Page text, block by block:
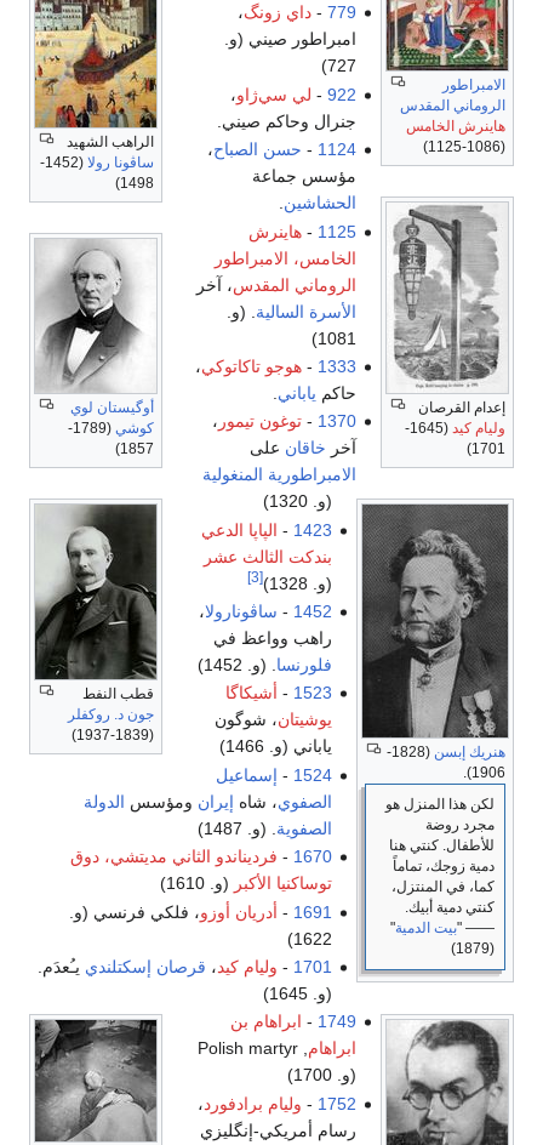
الامبراطور
الروماني المقدس
هاينرش الخامس
(1086-1125)
الراهب الشهيد
ساڤونا رولا
(1452-
1498)
إعدام القرصان
وليام كيد
(1645-
1701)
أوگيستان لوي
كوشي
(1789-
1857)
هنريك إبسن
(1828-
1906).
لكن هذا المنزل هو
مجرد روضة
للأطفال. كنتي هنا
دمية زوجك، تماماً
كما، في المنتزل،
كنتي دمية أبيك.
―― "بيت الدمية"
(1879)
قطب النفط
جون د. روكفلر
(1839-1937)
779
- داي زونگ،
امبراطور صيني (و.
727)
922
- لي سي‌ژاو،
جنرال وحاكم صيني.
1124
- حسن الصباح،
مؤسس جماعة
الحشاشين
1125
- هاينرش
الخامس، الامبراطور
الروماني المقدس، آخر
الأسرة السالية . (و.
1081)
1333
- هوجو تاكاتوكي،
حاكم ياباني
1370
- توغون تيمور ،
آخر خاقان على
الامبراطورية المنغولية
(و. 1320)
1423
- الپاپا الدعي
بندكت الثالث عشر
(و. 1328)
[3]
1452
- ساڤونارولا،
راهب وواعظ في
فلورنسا . (و. 1452)
1523
- أشيكاگا
يوشيتان، شوگون
ياباني (و. 1466)
1524
- إسماعيل
الصفوي، شاه إيران ومؤسس الدولة
الصفوية . (و. 1487)
1670
- فرديناندو الثاني مديتشي، دوق
توساكنيا الأكبر (و. 1610)
1691
- أدريان أوزو، فلكي فرنسي (و.
1622)
1701
- وليام كيد، قرصان إسكتلندي يـُعدَم.
(و. 1645)
1749
- ابراهام بن
ابراهام , Polish martyr
(و. 1700)
1752
- وليام برادفورد،
رسام أمريكي-إنگليزي